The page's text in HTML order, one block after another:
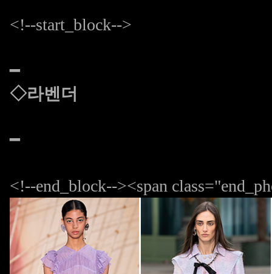
<!--start_block-->
━
◇라벤더
━
<!--end_block--><span